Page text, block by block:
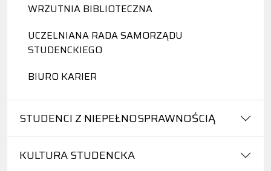
WRZUTNIA BIBLIOTECZNA
UCZELNIANA RADA SAMORZĄDU
STUDENCKIEGO
BIURO KARIER
STUDENCI Z NIEPEŁNOSPRAWNOŚCIĄ
KULTURA STUDENCKA